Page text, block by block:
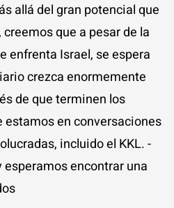
allá del gran potencial que
que a pesar de la
enfrenta Israel, se espera
crezca enormemente
de que terminen los
en conversaciones
incluido el KKL. -
encontrar una